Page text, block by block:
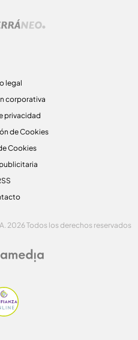
legal
corporativa
privacidad
de Cookies
Cookies
2026 Todos los derechos reservados